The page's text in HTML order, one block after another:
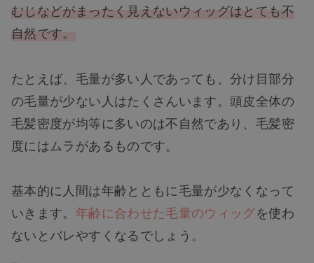
むじなどがまったく見えないウィッグはとても不
自然です。
たとえば、毛量が多い人であっても、分け目部分
の毛量が少ない人はたくさんいます。頭皮全体の
毛髪密度が均等に多いのは不自然であり、毛髪密
度にはムラがあるものです。
基本的に人間は年齢とともに毛量が少なくなって
いきます。 年齢に合わせた毛量のウィッグを使わ
ないとバレやすくなるでしょう。